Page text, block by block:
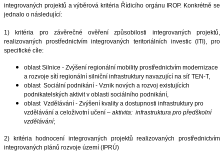
integrovaných projektů a výběrová kritéria Řídicího orgánu IROP. Konkrétně se
jednalo o následující:
1) kritéria pro závěrečné ověření způsobilosti integrovaných projektů,
realizovaných prostřednictvím integrovaných teritoriálních investic (ITI), pro
specifické cíle:
oblast Silnice - Zvýšení regionální mobility prostřednictvím modernizace
a rozvoje sítí regionální silniční infrastruktury navazující na síť TEN-T,
oblast Sociální podnikání - Vznik nových a rozvoj existujících
podnikatelských aktivit v oblasti sociálního podnikání,
oblast Vzdělávání - Zvýšení kvality a dostupnosti infrastruktury pro
vzdělávání a celoživotní učení – aktivita: infrastruktura pro předškolní
vzdělávání;
2) kritéria hodnocení integrovaných projektů realizovaných prostřednictvím
integrovaných plánů rozvoje území (IPRÚ)